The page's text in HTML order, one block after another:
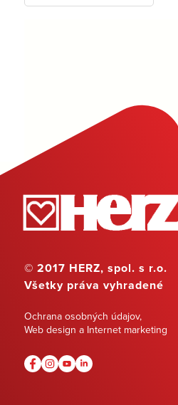
© 2017 HERZ, spol. s r.o.
Všetky práva vyhradené
Ochrana osobných údajov,
Web design a Internet marketing